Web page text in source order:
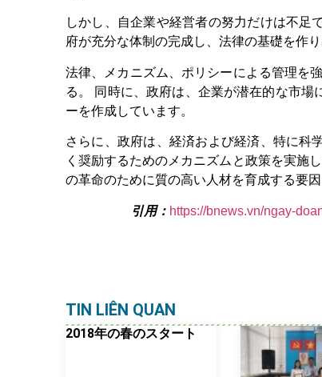
しかし、自企業や経営者の努力だけは不足
府が充分な体制の完成し、法律の基礎を作
法律、メカニズム、ポリシーによる管理を
る。 同時に、政府は、企業が潜在的な市
ーを作成しています。
さらに、政府は、経済および経済、特に科
く奨励するためのメカニズムと政策を実施
の革命のために質の高い人材を育成する要
引用： https://bnews.vn/ngay-
TIN LIÊN QUAN
2018年の春のスタート